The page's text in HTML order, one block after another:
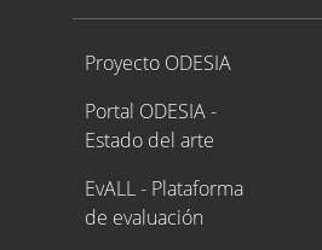
Proyecto ODESIA
Proyecto ODESIA
Portal ODESIA -
Estado del arte
EvALL - Plataforma
de evaluación